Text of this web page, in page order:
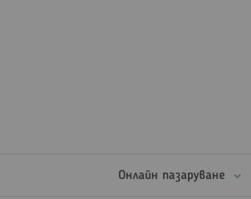
Онлайн пазаруване